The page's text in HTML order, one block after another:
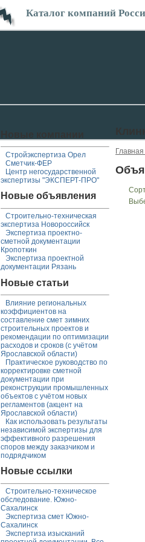
Каталог компаний
Стройэкспертиза Орел
Сметчик-ФЕР
Центр негосударственной
экспертизы "ЭКСПЕРТ-ПРО"
Новые объявления
Строительно-техническая
экспертиза Новороссийск
Экспертиза проектно-
сметной документации
Кропоткин
Экспертиза проектной
документации Рязань
Новые статьи
Влияние региональных
коэффициентов на
составление смет зимних
строительных проектов и
рекомендации по оптимизации
расходов и сроков (с учётом
Ярославской области)
Практическое руководство по
корректировке сметной
документации при
реконструкции промышленных
объектов с учётом новых
регламентов (акцент на
Ярославской области)
Как использовать результаты
независимой экспертизы для
эффективного разрешения
споров между заказчиком и
подрядчиком
Новые ссылки
Строительно-техническое
обследование. Южно-
Сахалинск
Экспертиза смет Южно-
Сахалинск
Экспертиза изысканий